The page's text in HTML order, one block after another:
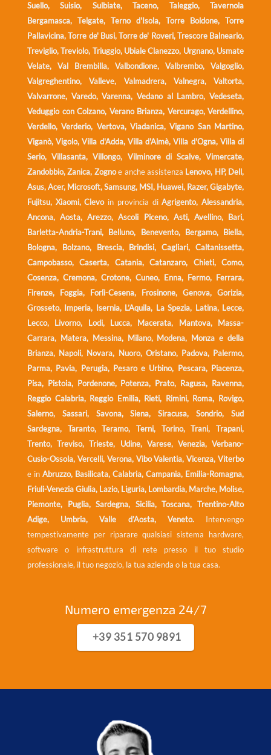
Suello, Suisio, Sulbiate, Taceno, Taleggio, Tavernola
Bergamasca, Telgate, Terno d'Isola, Torre Boldone, Torre
Pallavicina, Torre de' Busi, Torre de' Roveri, Trescore Balneario,
Treviglio, Treviolo, Triuggio, Ubiale Clanezzo, Urgnano, Usmate
Velate, Val Brembilla, Valbondione, Valbrembo, Valgoglio,
Valgreghentino, Valleve, Valmadrera, Valnegra, Valtorta,
Valvarrone, Varedo, Varenna, Vedano al Lambro, Vedeseta,
Veduggio con Colzano, Verano Brianza, Vercurago, Verdellino,
Verdello, Verderio, Vertova, Viadanica, Vigano San Martino,
Viganò, Vigolo, Villa d'Adda, Villa d'Almè, Villa d'Ogna, Villa di
Serio, Villasanta, Villongo, Vilminore di Scalve, Vimercate,
Zandobbio, Zanica, Zognoe anche assistenza Lenovo, HP, Dell,
Asus, Acer, Microsoft, Samsung, MSI, Huawei, Razer, Gigabyte,
Fujitsu, Xiaomi, Clevoin provincia diAgrigento, Alessandria,
Ancona, Aosta, Arezzo, Ascoli Piceno, Asti, Avellino, Bari,
Barletta-Andria-Trani, Belluno, Benevento, Bergamo, Biella,
Bologna, Bolzano, Brescia, Brindisi, Cagliari, Caltanissetta,
Campobasso, Caserta, Catania, Catanzaro, Chieti, Como,
Cosenza, Cremona, Crotone, Cuneo, Enna, Fermo, Ferrara,
Firenze, Foggia, Forlì-Cesena, Frosinone, Genova, Gorizia,
Grosseto, Imperia, Isernia, L’Aquila, La Spezia, Latina, Lecce,
Lecco, Livorno, Lodi, Lucca, Macerata, Mantova, Massa-
Carrara, Matera, Messina, Milano, Modena, Monza e della
Brianza, Napoli, Novara, Nuoro, Oristano, Padova, Palermo,
Parma, Pavia, Perugia, Pesaro e Urbino, Pescara, Piacenza,
Pisa, Pistoia, Pordenone, Potenza, Prato, Ragusa, Ravenna,
Reggio Calabria, Reggio Emilia, Rieti, Rimini, Roma, Rovigo,
Salerno, Sassari, Savona, Siena, Siracusa, Sondrio, Sud
Sardegna, Taranto, Teramo, Terni, Torino, Trani, Trapani,
Trento, Treviso, Trieste, Udine, Varese, Venezia, Verbano-
Cusio-Ossola, Vercelli, Verona, Vibo Valentia, Vicenza, Viterbo
e in Abruzzo, Basilicata, Calabria, Campania, Emilia-Romagna,
Friuli-Venezia Giulia, Lazio, Liguria, Lombardia, Marche, Molise,
Piemonte, Puglia, Sardegna, Sicilia, Toscana, Trentino-Alto
Adige, Umbria, Valle d’Aosta, Veneto. Intervengo
tempestivamente per riparare qualsiasi sistema hardware,
software o infrastruttura di rete presso il tuo studio
professionale, il tuo negozio, la tua azienda o la tua casa.
Numero emergenza 24/7
+39 351 570 9891